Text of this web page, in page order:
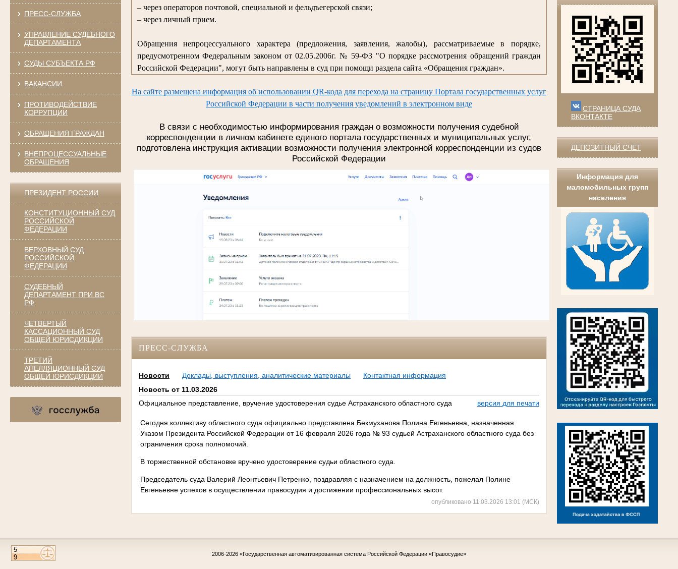
ПРЕСС-СЛУЖБА
УПРАВЛЕНИЕ СУДЕБНОГО
ДЕПАРТАМЕНТА
СУДЫ СУБЪЕКТА РФ
ВАКАНСИИ
ПРОТИВОДЕЙСТВИЕ
КОРРУПЦИИ
ОБРАЩЕНИЯ ГРАЖДАН
ВНЕПРОЦЕССУАЛЬНЫЕ
ОБРАЩЕНИЯ
ПРЕЗИДЕНТ РОССИИ
КОНСТИТУЦИОННЫЙ СУД
РОССИЙСКОЙ
ФЕДЕРАЦИИ
ВЕРХОВНЫЙ СУД
РОССИЙСКОЙ
ФЕДЕРАЦИИ
СУДЕБНЫЙ
ДЕПАРТАМЕНТ ПРИ ВС
РФ
ЧЕТВЕРТЫЙ
КАССАЦИОННЫЙ СУД
ОБЩЕЙ ЮРИСДИКЦИИ
ТРЕТИЙ
АПЕЛЛЯЦИОННЫЙ СУД
ОБЩЕЙ ЮРИСДИКЦИИ
СТРАНИЦА СУДА
ВКОНТАКТЕ
ДЕПОЗИТНЫЙ СЧЕТ
Информация для
маломобильных групп
населения
– через операторов почтовой, специальной и фельдъегерской связи;
– через личный прием.
Обращения непроцессуального характера (предложения, заявления, жалобы), рассматриваемые в порядке,
предусмотренном Федеральным законом от 02.05.2006г. № 59-ФЗ "О порядке рассмотрения обращений граждан
Российской Федерации", могут быть направлены в суд при помощи раздела сайта «Обращения граждан».
На сайте размещена информация об использовании QR-кода для перехода на страницу Портала государственных услуг
Российской Федерации в части получения уведомлений в электронном виде
В связи с необходимостью информирования граждан о возможности получения судебной
корреспонденции в личном кабинете единого портала государственных и муниципальных услуг,
подготовлена инструкция активации возможности получения электронной корреспонденции из судов
Российской Федерации
ПРЕСС-СЛУЖБА
Новости Доклады, выступления, аналитические материалы
Контактная информация
Новость от 11.03.2026
Официальное представление, вручение удостоверения судье Астраханского областного суда
версия для печати
Сегодня коллективу областного суда официально представлена Бекмуханова Полина Евгеньевна, назначенная
Указом Президента Российской Федерации от 16 февраля 2026 года № 93 судьей Астраханского областного суда без
ограничения срока полномочий.
В торжественной обстановке вручено удостоверение судьи областного суда.
Председатель суда Валерий Леонтьевич Петренко, поздравляя с назначением на должность, пожелал Полине
Евгеньевне успехов в осуществлении правосудия и достижении профессиональных высот.
опубликовано 11.03.2026 13:01 (МСК)
2006-2026 «Государственная автоматизированная система Российской Федерации «Правосудие»